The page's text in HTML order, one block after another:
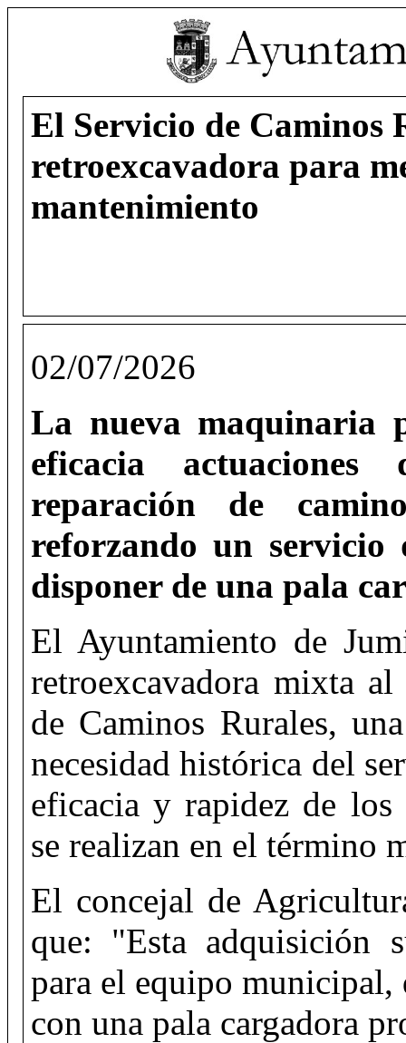
El Servicio de Caminos
retroexcavadora para
mantenimiento
02/07/2026
La nueva maquinaria
eficacia
reparación de
reforzando un servicio
disponer de una pala
El Ayuntamiento de
retroexcavadora mixta
de Caminos Rurales,
necesidad histórica del
eficacia y rapidez de los
se realizan en el término
El concejal de
que: "Esta adquisición
para el equipo municipal,
con una pala cargadora